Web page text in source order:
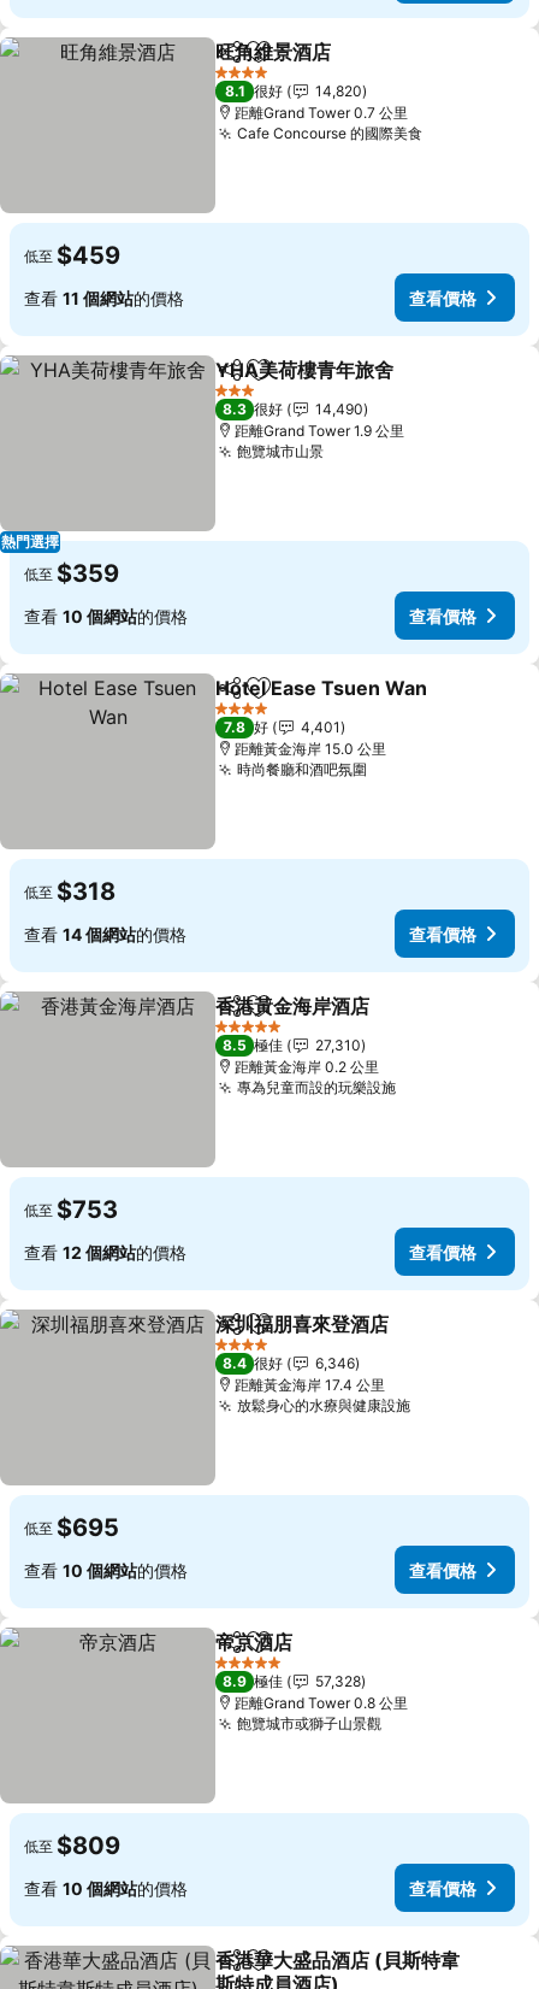
分享 放到收藏夾
旺角維景酒店
4 星級
8.1 很好
14,820
距離Grand Tower 0.7 公里
Cafe Concourse 的國際美食查看價格
低至 $459
查看 11 個網站的價格 查看價格
熱門選擇
分享 放到收藏夾
YHA美荷樓青年旅舍
3 星級
8.3 很好
14,490
距離Grand Tower 1.9 公里
飽覽城市山景查看價格
低至 $359
查看 10 個網站的價格 查看價格
分享 放到收藏夾
Hotel Ease Tsuen Wan
4 星級
7.8 好
4,401
距離黃金海岸 15.0 公里
時尚餐廳和酒吧氛圍
低至 $318
查看 14 個網站的價格 查看價格
分享 放到收藏夾
香港黃金海岸酒店
5 星級
8.5 極佳
27,310
距離黃金海岸 0.2 公里
專為兒童而設的玩樂設施查看價格
低至 $753
查看 12 個網站的價格 查看價格
分享 放到收藏夾
深圳福朋喜來登酒店
4 星級
8.4 很好
6,346
距離黃金海岸 17.4 公里
放鬆身心的水療與健康設施查看價格
低至 $695
查看 10 個網站的價格 查看價格
分享 放到收藏夾
帝京酒店
5 星級
8.9 極佳
57,328
距離Grand Tower 0.8 公里
飽覽城市或獅子山景觀查看價格
低至 $809
查看 10 個網站的價格 查看價格
分享 放到收藏夾
香港華大盛品酒店 (貝斯特韋
斯特成員酒店)